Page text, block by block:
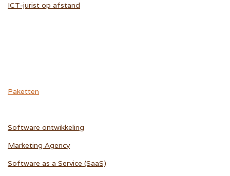
ICT-jurist op afstand
Paketten
Software ontwikkeling
Marketing Agency
Software as a Service (SaaS)